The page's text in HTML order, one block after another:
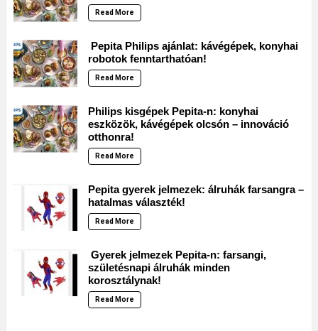
Read More
Pepita Philips ajánlat: kávégépek, konyhai
robotok fenntarthatóan!
Read More
Philips kisgépek Pepita-n: konyhai
eszközök, kávégépek olcsón – innováció
otthonra!
Read More
Pepita gyerek jelmezek: álruhák farsangra –
hatalmas választék!
Read More
Gyerek jelmezek Pepita-n: farsangi,
születésnapi álruhák minden
korosztálynak!
Read More